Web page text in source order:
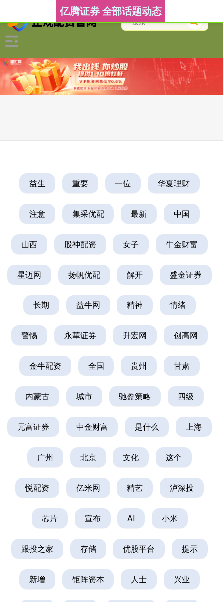
亿腾证券 全部话题动态
益生 重要 一位 华夏理财
注意 集采优配 最新 中国
山西 股神配资 女子 牛金财富
星迈网 扬帆优配 解开 盛金证券
长期 益牛网 精神 情绪
警惕 永華证券 升宏网 创高网
金牛配资 全国 贵州 甘肃
内蒙古 城市 驰盈策略 四级
元富证券 中金财富 是什么 上海
广州 北京 文化 这个
悦配资 亿米网 精艺 泸深投
芯片 宣布 AI 小米
跟投之家 存储 优股平台 提示
新增 钜阵资本 人士 兴业